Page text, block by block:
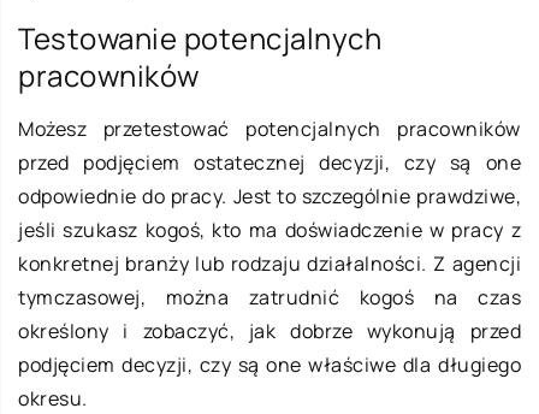
Testowanie potencjalnych
pracowników
Możesz przetestować potencjalnych pracowników
przed podjęciem ostatecznej decyzji, czy są one
odpowiednie do pracy. Jest to szczególnie prawdziwe,
jeśli szukasz kogoś, kto ma doświadczenie w pracy z
konkretnej branży lub rodzaju działalności. Z agencji
tymczasowej, można zatrudnić kogoś na czas
określony i zobaczyć, jak dobrze wykonują przed
podjęciem decyzji, czy są one właściwe dla długiego
okresu.